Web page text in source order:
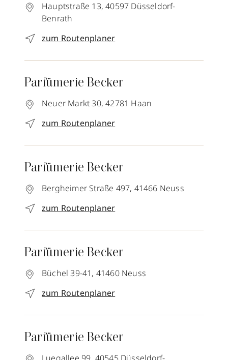
Hauptstraße 13, 40597 Düsseldorf-
Benrath
zum Routenplaner
Parfümerie Becker
Neuer Markt 30, 42781 Haan
zum Routenplaner
Parfümerie Becker
Bergheimer Straße 497, 41466 Neuss
zum Routenplaner
Parfümerie Becker
Büchel 39-41, 41460 Neuss
zum Routenplaner
Parfümerie Becker